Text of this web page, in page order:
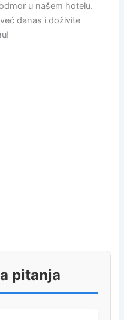
u našem hotelu.
danas i doživite
pitanja